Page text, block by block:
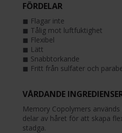
FÖRDELAR
◼︎ Flagar inte
◼︎ Tålig mot luftfuktighet
◼︎ Flexibel
◼︎ Lätt
◼︎ Snabbtorkande
◼︎ Fritt från sulfater och
VÅRDANDE
Memory Copolymers
delar av håret för att skapa
stadga.